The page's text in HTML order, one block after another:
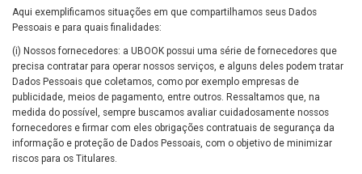
Aqui exemplificamos situações em que compartilhamos seus Dados
Pessoais e para quais finalidades:
(i) Nossos fornecedores: a UBOOK possui uma série de fornecedores que
precisa contratar para operar nossos serviços, e alguns deles podem tratar
Dados Pessoais que coletamos, como por exemplo empresas de
publicidade, meios de pagamento, entre outros. Ressaltamos que, na
medida do possível, sempre buscamos avaliar cuidadosamente nossos
fornecedores e firmar com eles obrigações contratuais de segurança da
informação e proteção de Dados Pessoais, com o objetivo de minimizar
riscos para os Titulares.